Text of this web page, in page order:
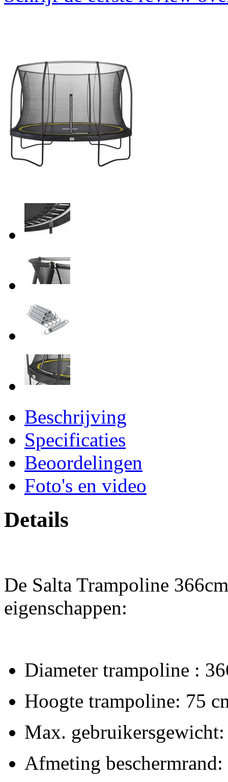
Beschrijving
Specificaties
Beoordelingen
Foto's en video
Details
De Salta Trampoline
eigenschappen:
Diameter trampoline :
Hoogte trampoline: 75
Max.
Afmeting